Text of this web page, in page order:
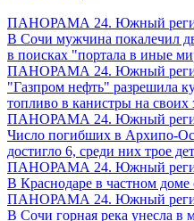
ПАНОРАМА 24. Южный
В Сочи мужчина покалечил
в поисках "портала в иные
ПАНОРАМА 24. Южный
"Газпром нефть" разрешила
топливо в канистры на своих
ПАНОРАМА 24. Южный
Число погибших в Архипо-
достигло 6, среди них трое
ПАНОРАМА 24. Южный
В Краснодаре в частном
ПАНОРАМА 24. Южный
В Сочи горная река унесла в